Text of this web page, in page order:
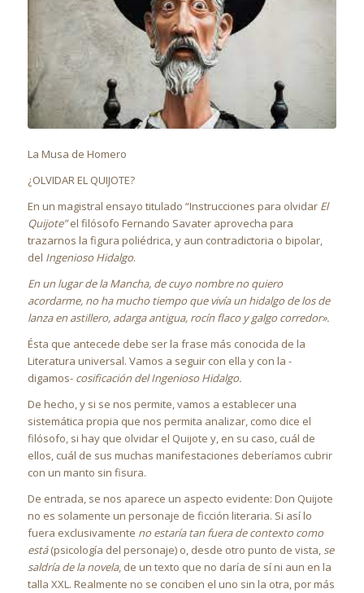
La Musa de Homero
¿OLVIDAR EL QUIJOTE?
En un magistral ensayo titulado “Instrucciones para olvidar El
Quijote”el filósofo Fernando Savater aprovecha para
trazarnos la figura poliédrica, y aun contradictoria o bipolar,
del Ingenioso Hidalgo.
En un lugar de la Mancha, de cuyo nombre no quiero
acordarme, no ha mucho tiempo que vivía un hidalgo de los de
lanza en astillero, adarga antigua, rocín flaco y galgo corredor».
Ésta que antecede debe ser la frase más conocida de la
Literatura universal. Vamos a seguir con ella y con la -
digamos- cosificación del Ingenioso Hidalgo.
De hecho, y si se nos permite, vamos a establecer una
sistemática propia que nos permita analizar, como dice el
filósofo, si hay que olvidar el Quijote y, en su caso, cuál de
ellos, cuál de sus muchas manifestaciones deberíamos cubrir
con un manto sin fisura.
De entrada, se nos aparece un aspecto evidente: Don Quijote
no es solamente un personaje de ficción literaria. Si así lo
fuera exclusivamente no estaría tan fuera de contexto como
está(psicología del personaje) o, desde otro punto de vista, se
saldría de la novela, de un texto que no daría de sí ni aun en la
talla XXL. Realmente no se conciben el uno sin la otra, por más